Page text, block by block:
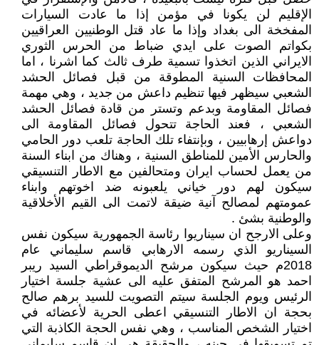
الإقليم لن يكونا في مؤمن إذا ما عادت السيارات
المفخخة الى بغداد وإذا ما عاد قتل الوطنيين العراقيين
بكواتم الصوت على ايدي ضباط من الحرس الثوري
الايراني الذين اتخذوا تسمية طرف ثالث كما اشرنا ، اما
المحافظات السنية المطوقة من قبل فصائل الحشد
الشعبي سيظهر فيها تنظيم داعش من جديد ، وهي مهمة
فصائل المقاومة وبدعم وتستر من قادة فصائل الحشد
الشعبي ، فعند الحاجة تتحول فصائل المقاومة الى
دواعش إرهابيين ، وبإنتفاء تلك الحاجة تلعب دور الحامي
والحارس الأمين للمناطق السنية ، وهناك من ابناء السنة
من يعمل لحساب ايران ومتحالفين مع الاطار التنسيقي
سيكون لهم دور خياني يلعبونه ضد اخوتهم وابناء
عمومتهم لمصالح آنية ضيقة لاتمت الى القيم الأخلاقية
والوطنية بشئ .
وعلى الارجح ان سيناريوا رئاسة الجمهورية سيكون نفس
السيناريو الذي رسمه الارهابي قاسم سليماني عام
2018م حيث سيكون مرشح الديموقراطي السيد ريبر
احمد هو المرشح المتفق عليه الى عشية جلسة اختيار
الرئيس ويوم الجلسة سيتم التصويت للسيد برهم صالح
بحجة ان الاطار التنسيقي اعطى الحرية لأعضائه في
اختيار الشخص المناسب ، وهي نفس الحجة الكاذبة التي